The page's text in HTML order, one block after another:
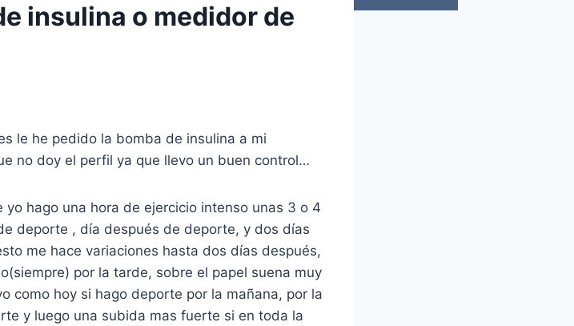
insulina o medidor de
le he pedido la bomba de insulina a mi
no doy el perfil ya que llevo un buen control…
hago una hora de ejercicio intenso unas 3 o 4
deporte , día después de deporte, y dos días
me hace variaciones hasta dos días después,
por la tarde, sobre el papel suena muy
como hoy si hago deporte por la mañana, por la
y luego una subida mas fuerte si en toda la